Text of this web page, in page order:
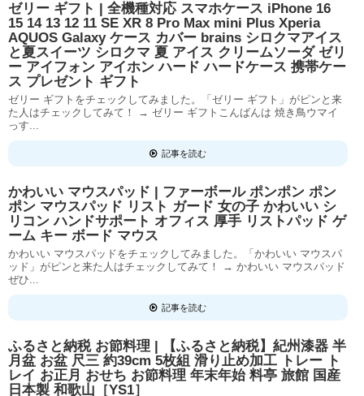
ゼリー ギフト | 全機種対応 スマホケース iPhone 16
15 14 13 12 11 SE XR 8 Pro Max mini Plus Xperia
AQUOS Galaxy ケース カバー brains シロクマアイス
と夏スイーツ シロクマ 夏 アイス クリームソーダ ゼリ
ー アイフォン アイホン ハード ハードケース 携帯ケー
ス プレゼント ギフト
ゼリー ギフトをチェックしてみました。「ゼリー ギフト」がピンと来
た人はチェックしてみて！ → ゼリー ギフトこんばんは 焼き鳥ウマイ
っす...
記事を読む
かわいい マウスパッド | ファーボール ポンポン ポン
ポン マウスパッド リスト ガード 女の子 かわいい シ
リコン ハンドサポート オフィス 厚手 リストパッド ゲ
ーム キー ボード マウス
かわいい マウスパッドをチェックしてみました。「かわいい マウスパ
ッド」がピンと来た人はチェックしてみて！ → かわいい マウスパッド
ぜひ...
記事を読む
ふるさと納税 お節料理 | 【ふるさと納税】紀州漆器 半
月盆 お盆 尺三 約39cm 5枚組 滑り止め加工 トレー ト
レイ お正月 おせち お節料理 年末年始 料亭 旅館 国産
日本製 和歌山［YS1］